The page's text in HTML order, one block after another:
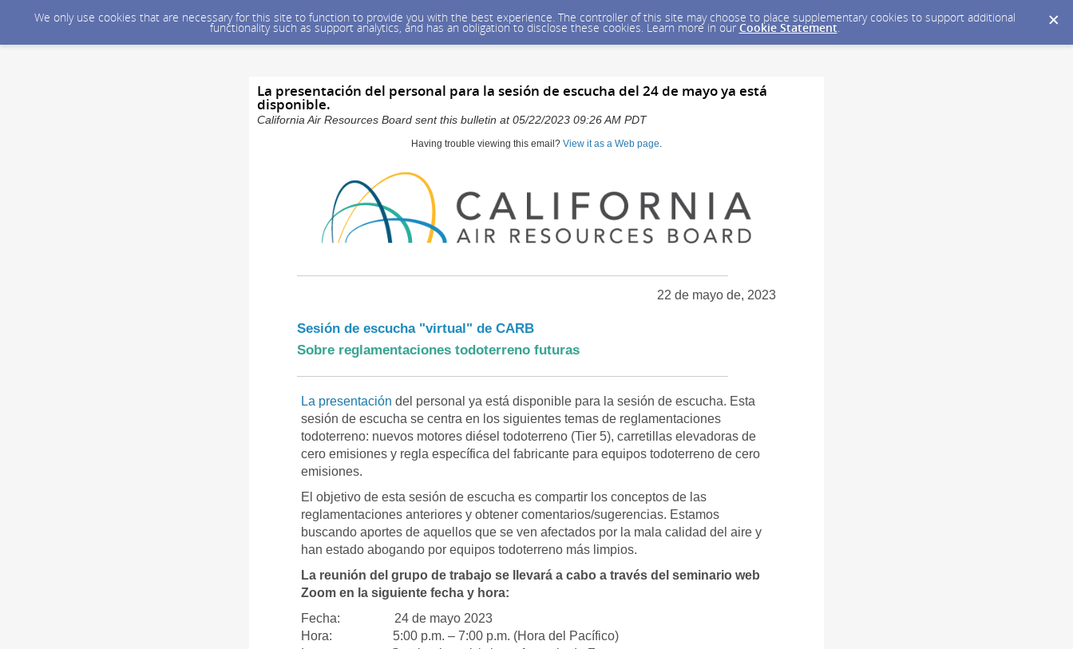
We only use cookies that are necessary for this site to function to provide you with the best experience. The controller of this site may choose to place supplementary cookies to support additional
functionality such as support analytics, and has an obligation to disclose these cookies. Learn more in our Cookie Statement.
La presentación del personal para la sesión de escucha del 24 de mayo ya está
disponible.
California Air Resources Board sent this bulletin at 05/22/2023 09:26 AM PDT
Having trouble viewing this email? View it as a Web page
22 de mayo de, 2023
Sesión de escucha "virtual" de CARB
Sobre reglamentaciones todoterreno futuras
La presentación del personal ya está disponible para la sesión de escucha. Esta
sesión de escucha se centra en los siguientes temas de reglamentaciones
todoterreno: nuevos motores diésel todoterreno (Tier 5), carretillas elevadoras de
cero emisiones y regla específica del fabricante para equipos todoterreno de cero
emisiones.
El objetivo de esta sesión de escucha es compartir los conceptos de las
reglamentaciones anteriores y obtener comentarios/sugerencias. Estamos
buscando aportes de aquellos que se ven afectados por la mala calidad del aire y
han estado abogando por equipos todoterreno más limpios.
La reunión del grupo de trabajo se llevará a cabo a través del seminario web
Zoom en la siguiente fecha y hora:
Fecha: 24 de mayo 2023
Hora: 5:00 p.m. – 7:00 p.m. (Hora del Pacífico)